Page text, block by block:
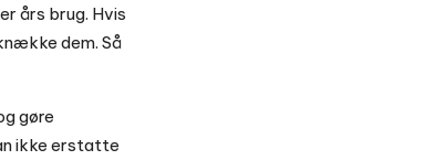
års brug. Hvis
dem. Så
gøre
ikke erstatte